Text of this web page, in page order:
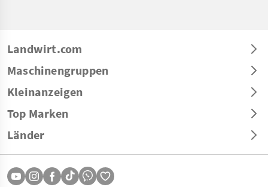
Landwirt.com
Maschinengruppen
Kleinanzeigen
Top Marken
Länder